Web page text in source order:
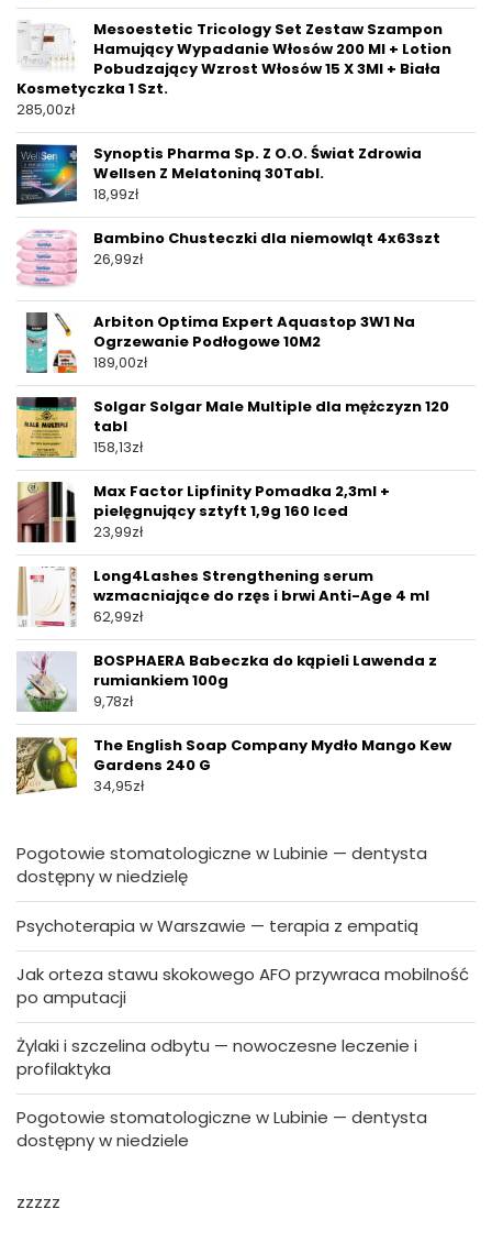
Mesoestetic Tricology Set Zestaw Szampon
Hamujący Wypadanie Włosów 200 Ml + Lotion
Pobudzający Wzrost Włosów 15 X 3Ml + Biała
Kosmetyczka 1 Szt.
285,00zł
Synoptis Pharma Sp. Z O.O. Świat Zdrowia
Wellsen Z Melatoniną 30Tabl.
18,99zł
Bambino Chusteczki dla niemowląt 4x63szt
26,99zł
Arbiton Optima Expert Aquastop 3W1 Na
Ogrzewanie Podłogowe 10M2
189,00zł
Solgar Solgar Male Multiple dla mężczyzn 120
tabl
158,13zł
Max Factor Lipfinity Pomadka 2,3ml +
pielęgnujący sztyft 1,9g 160 Iced
23,99zł
Long4Lashes Strengthening serum
wzmacniające do rzęs i brwi Anti-Age 4 ml
62,99zł
BOSPHAERA Babeczka do kąpieli Lawenda z
rumiankiem 100g
9,78zł
The English Soap Company Mydło Mango Kew
Gardens 240 G
34,95zł
Pogotowie stomatologiczne w Lubinie — dentysta
dostępny w niedzielę
Psychoterapia w Warszawie — terapia z empatią
Jak orteza stawu skokowego AFO przywraca mobilność
po amputacji
Żylaki i szczelina odbytu — nowoczesne leczenie i
profilaktyka
Pogotowie stomatologiczne w Lubinie — dentysta
dostępny w niedziele
zzzzz